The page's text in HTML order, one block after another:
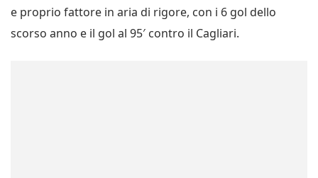
e proprio fattore in aria di rigore, con i 6 gol dello
scorso anno e il gol al 95′ contro il Cagliari.